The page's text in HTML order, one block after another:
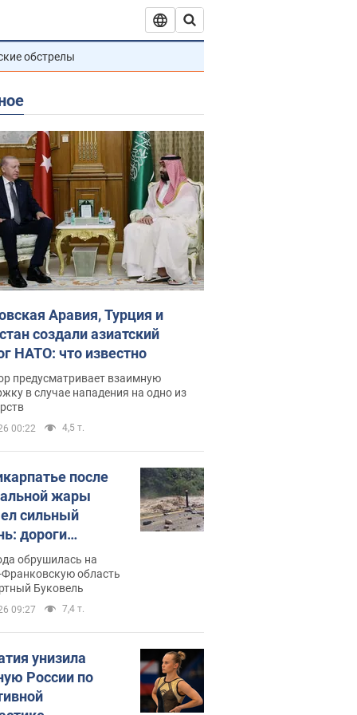
обстрелы
Аравия, Турция и
создали азиатский
НАТО: что известно
предусматривает взаимную
в случае нападения на одно из
00:22 4,5 т.
после
жары
сильный
дороги
в реки.
обрушилась на
область
Буковель
09:27 7,4 т.
унизила
России по